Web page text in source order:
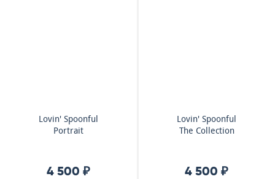
Lovin' Spoonful
Portrait
4 500 ₽
Lovin' Spoonful
The Collection
4 500 ₽